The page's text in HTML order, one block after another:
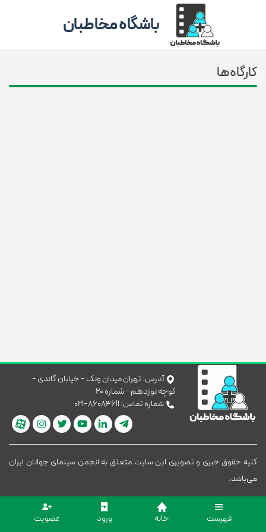
باشگاه مخاطبان
فهرست خانه ورود عضویت
کارگاه‌ها
آدرس:تهران میدان ونک - خیابان گاندی -
کوچه نوزدهم - شماره ۲۰
شماره تماس:۰۲۱-۸۶۰۸۴۶۱۱
کلیه حقوق خبری و تصویری این سایت متعلق به انجمن سینمای جوانان ایران
می‌باشد.